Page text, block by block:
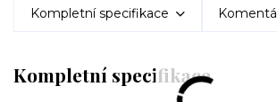
Kompletní specifikace
Kompletní specifikace